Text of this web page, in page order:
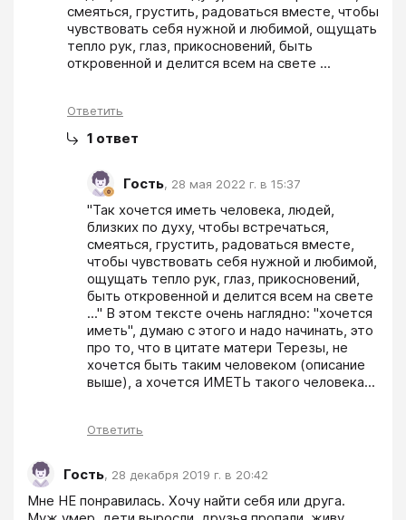
смеяться, грустить, радоваться вместе, чтобы
чувствовать себя нужной и любимой, ощущать
тепло рук, глаз, прикосновений, быть
откровенной и делится всем на свете ...
Ответить
1 ответ
Гость, 28 мая 2022 г. в 15:37
"Так хочется иметь человека, людей,
близких по духу, чтобы встречаться,
смеяться, грустить, радоваться вместе,
чтобы чувствовать себя нужной и любимой,
ощущать тепло рук, глаз, прикосновений,
быть откровенной и делится всем на свете
..." В этом тексте очень наглядно: "хочется
иметь", думаю с этого и надо начинать, это
про то, что в цитате матери Терезы, не
хочется быть таким человеком (описание
выше), а хочется ИМЕТЬ такого человека...
Ответить
Гость, 28 декабря 2019 г. в 20:42
Мне НЕ понравилась. Хочу найти себя или друга.